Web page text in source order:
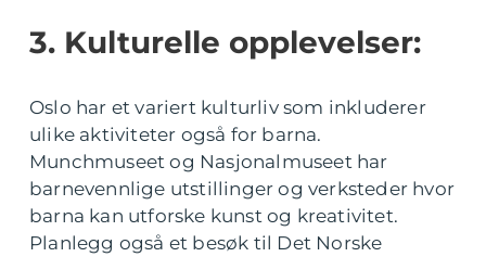
3. Kulturelle opplevelser:
Oslo har et variert kulturliv som inkluderer
ulike aktiviteter også for barna.
Munchmuseet og Nasjonalmuseet har
barnevennlige utstillinger og verksteder hvor
barna kan utforske kunst og kreativitet.
Planlegg også et besøk til Det Norske